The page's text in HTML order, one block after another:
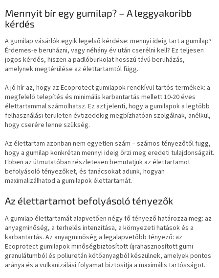
Mennyit bír egy gumilap? – A leggyakoribb
kérdés
A gumilap vásárlók egyik legelső kérdése: mennyi ideig tart a gumilap?
Érdemes-e beruházni, vagy néhány év után cserélni kell? Ez teljesen
jogos kérdés, hiszen a padlóburkolat hosszú távú beruházás,
amelynek megtérülése az élettartamtól függ.
A jó hír az, hogy az Ecoprotect gumilapok rendkívül tartós termékek: a
megfelelő telepítés és minimális karbantartás mellett 10-20 éves
élettartammal számolhatsz. Ez azt jelenti, hogy a gumilapok a legtöbb
felhasználási területen évtizedekig megbízhatóan szolgálnak, anélkül,
hogy cserére lenne szükség.
Az élettartam azonban nem egyetlen szám – számos tényezőtől függ,
hogy a gumilap konkrétan mennyi ideig őrzi meg eredeti tulajdonságait.
Ebben az útmutatóban részletesen bemutatjuk az élettartamot
befolyásoló tényezőket, és tanácsokat adunk, hogyan
maximalizálhatod a gumilapok élettartamát.
Az élettartamot befolyásoló tényezők
A gumilap élettartamát alapvetően négy fő tényező határozza meg: az
anyagminőség, a terhelés intenzitása, a környezeti hatások és a
karbantartás. Az anyagminőség a legalapvetőbb tényező: az
Ecoprotect gumilapok minőségbiztosított újrahasznosított gumi
granulátumból és poliuretán kötőanyagból készülnek, amelyek pontos
aránya és a vulkanizálási folyamat biztosítja a maximális tartósságot.